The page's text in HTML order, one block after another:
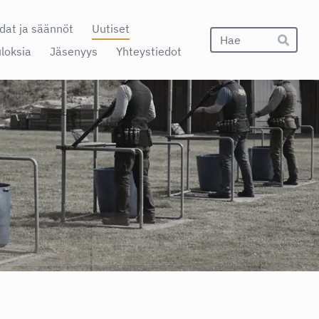
ja säännöt
Uutiset
Jäsenyys Yhteystiedot Hae